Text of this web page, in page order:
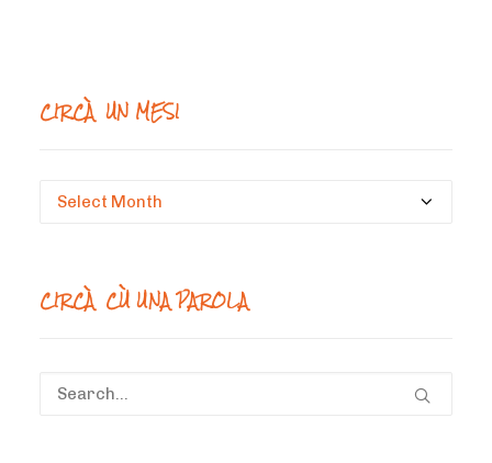
CIRCÀ UN MESI
Circà
CIRCÀ CÙ UNA PAROLA